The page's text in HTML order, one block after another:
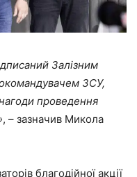
Залізним
ЗСУ,
проведення
, – зазначив Микола
благодійної акції